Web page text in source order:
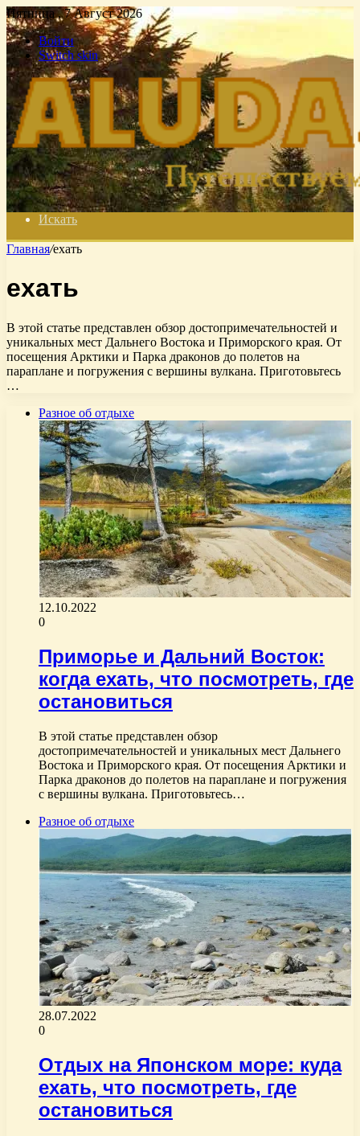
Пятница , 7 Август 2026
Войти
Switch skin
Искать
Главная/ехать
ехать
В этой статье представлен обзор достопримечательностей и
уникальных мест Дальнего Востока и Приморского края. От
посещения Арктики и Парка драконов до полетов на
параплане и погружения с вершины вулкана. Приготовьтесь
…
Разное об отдыхе
12.10.2022
0
Приморье и Дальний Восток:
когда ехать, что посмотреть, где
остановиться
В этой статье представлен обзор
достопримечательностей и уникальных мест Дальнего
Востока и Приморского края. От посещения Арктики и
Парка драконов до полетов на параплане и погружения
с вершины вулкана. Приготовьтесь…
Разное об отдыхе
28.07.2022
0
Отдых на Японском море: куда
ехать, что посмотреть, где
остановиться